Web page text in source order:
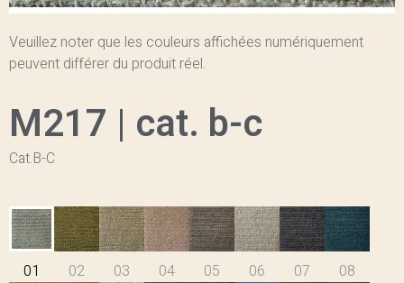
Veuillez noter que les couleurs affichées numériquement
peuvent différer du produit réel.
M217 | cat. b-c
Cat.B-C
01 02 03 04 05 06 07 08